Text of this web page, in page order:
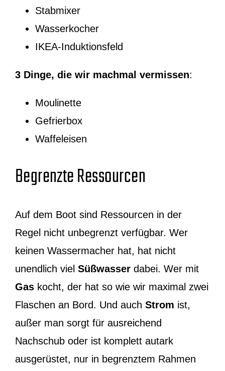
Stabmixer
Wasserkocher
IKEA-Induktionsfeld
3 Dinge, die wir machmal vermissen:
Moulinette
Gefrierbox
Waffeleisen
Begrenzte Ressourcen
Auf dem Boot sind Ressourcen in der
Regel nicht unbegrenzt verfügbar. Wer
keinen Wassermacher hat, hat nicht
unendlich viel Süßwasserdabei. Wer mit
Gaskocht, der hat so wie wir maximal zwei
Flaschen an Bord. Und auch Strom ist,
außer man sorgt für ausreichend
Nachschub oder ist komplett autark
ausgerüstet, nur in begrenztem Rahmen